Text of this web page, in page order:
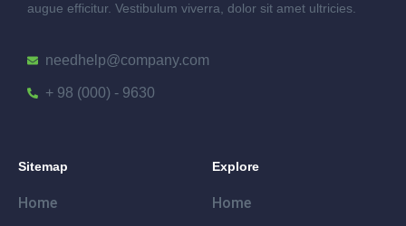
augue efficitur. Vestibulum viverra, dolor sit amet ultricies.
needhelp@company.com
+ 98 (000) - 9630
Sitemap
Home
Explore
Home